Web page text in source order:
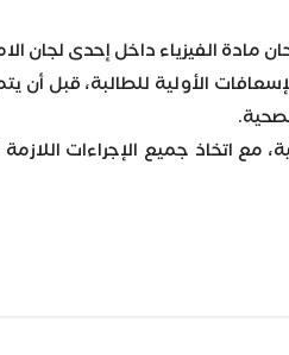
مادة الفيزياء داخل إحدى لجان
الأولية للطالبة، قبل
مع اتخاذ جميع الإجراءات